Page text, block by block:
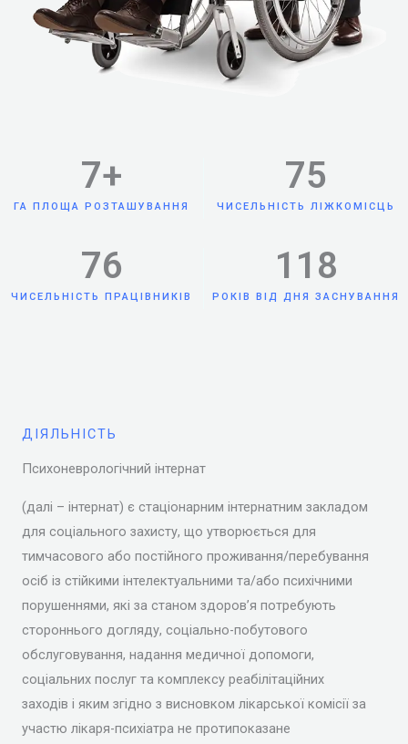
ГА ПЛОЩА РОЗТАШУВАННЯ
7+
ЧИСЕЛЬНІСТЬ ЛІЖКОМІСЦЬ
75
ЧИСЕЛЬНІСТЬ ПРАЦІВНИКІВ
76
РОКІВ ВІД ДНЯ ЗАСНУВАННЯ
118
ДІЯЛЬНІСТЬ
Психоневрологічний інтернат
(далі – інтернат) є стаціонарним інтернатним закладом
для соціального захисту, що утворюється для
тимчасового або постійного проживання/перебування
осіб із стійкими інтелектуальними та/або психічними
порушеннями, які за станом здоров’я потребують
стороннього догляду, соціально-побутового
обслуговування, надання медичної допомоги,
соціальних послуг та комплексу реабілітаційних
заходів і яким згідно з висновком лікарської комісії за
участю лікаря-психіатра не протипоказане